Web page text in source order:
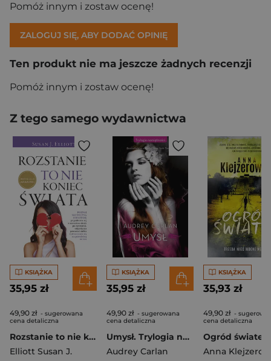
Pomóż innym i zostaw ocenę!
ZALOGUJ SIĘ, ABY DODAĆ OPINIĘ
Ten produkt nie ma jeszcze żadnych recenzji
Pomóż innym i zostaw ocenę!
Z tego samego wydawnictwa
KSIĄŻKA
35,95 zł
49,90 zł - sugerowana
cena detaliczna
Rozstanie to nie koniec świata
Elliott Susan J.
KSIĄŻKA
35,95 zł
49,90 zł - sugerowana
cena detaliczna
Umysł. Trylogia namiętności
Audrey Carlan
KSIĄŻKA
35,93 zł
49,90 zł -
cena detaliczna
Ogród świateł
Anna